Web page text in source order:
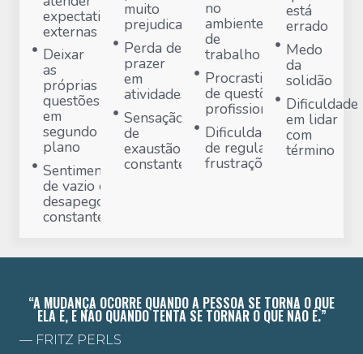
expectativas
externas
Deixar
as
próprias
questões
em
segundo
plano
Sentimento
de vazio e
desapego
constante
muito
prejudicada
Perda de
prazer
em
atividades
Sensação
de
exaustão
constante
no
ambiente
de
trabalho
Procrastinação
de questões
profissionais
Dificuldade
de regular
frustrações
está
errado
Medo
da
solidão
Dificuldade
em lidar
com
término
“A MUDANÇA OCORRE QUANDO A PESSOA SE TORNA O QUE
ELA É, E NÃO QUANDO TENTA SE TORNAR O QUE NÃO É.”
— FRITZ PERLS